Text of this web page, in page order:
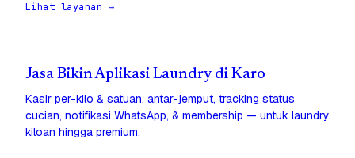
Lihat layanan →
Jasa Bikin Aplikasi Laundry di Karo
Kasir per-kilo & satuan, antar-jemput, tracking status
cucian, notifikasi WhatsApp, & membership — untuk laundry
kiloan hingga premium.